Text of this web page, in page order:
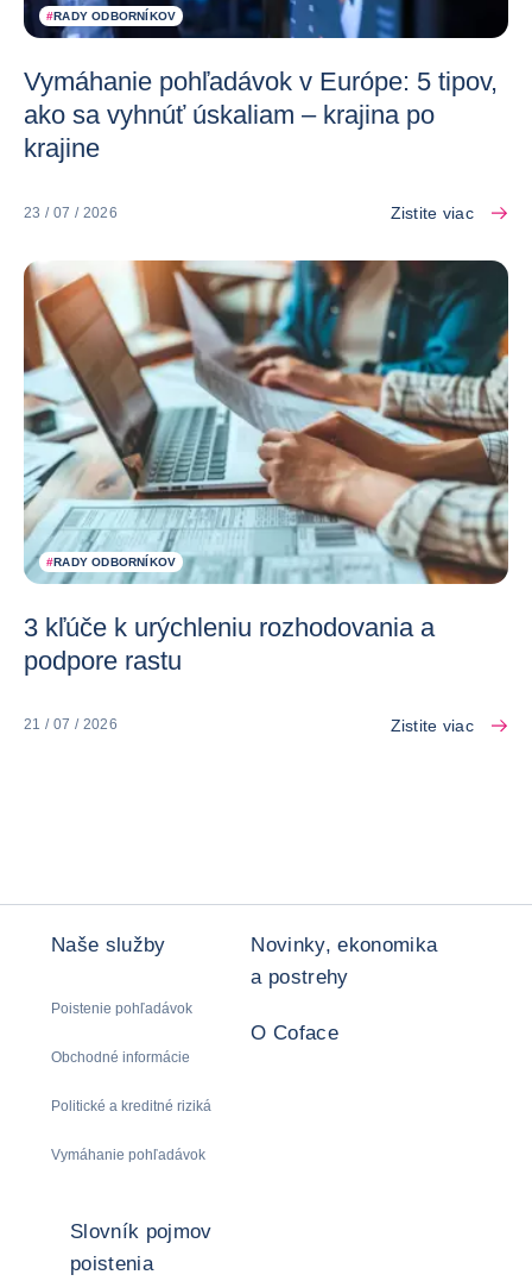
#RADY ODBORNÍKOV
Vymáhanie pohľadávok v Európe: 5 tipov,
ako sa vyhnúť úskaliam – krajina po
krajine
23 / 07 / 2026 Zistite viac
#RADY ODBORNÍKOV
3 kľúče k urýchleniu rozhodovania a
podpore rastu
21 / 07 / 2026 Zistite viac
Naše služby
Poistenie pohľadávok
Obchodné informácie
Politické a kreditné riziká
Vymáhanie pohľadávok
Novinky, ekonomika
a postrehy
O Coface
Slovník pojmov
poistenia